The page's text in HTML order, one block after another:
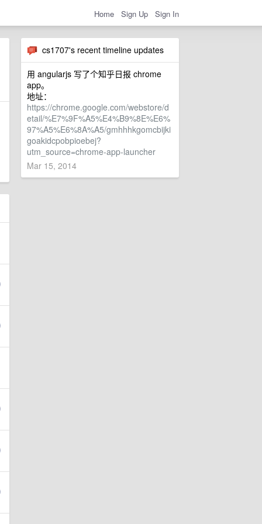
Home Sign Up Sign In
cs1707's recent timeline updates
用 angularjs 写了个知乎日报 chrome
app。
地址：
https://chrome.google.com/webstore/d
etail/%E7%9F%A5%E4%B9%8E%E6%
97%A5%E6%8A%A5/gmhhhkgomcbijki
goakidcpobpioebej?
utm_source=chrome-app-launcher
Mar 15, 2014